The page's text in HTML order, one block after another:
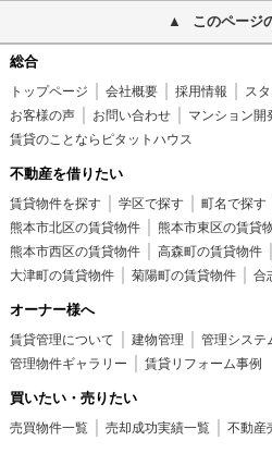
このページ
総合
トップページ 会社概要 採用情報 ス
お客様の声
お問い合わせ
マンション開
賃貸のことならピタットハウス
不動産を借りたい
賃貸物件を探す 学区で探す 町名で探す
熊本市北区の賃貸物件
熊本市東区の賃貸
熊本市西区の賃貸物件
高森町の賃貸物件
大津町の賃貸物件
菊陽町の賃貸物件 合
オーナー様へ
賃貸管理について 建物管理 管理システ
管理物件ギャラリー
賃貸リフォーム事例
買いたい・売りたい
売買物件一覧 売却成功実績一覧 不動産